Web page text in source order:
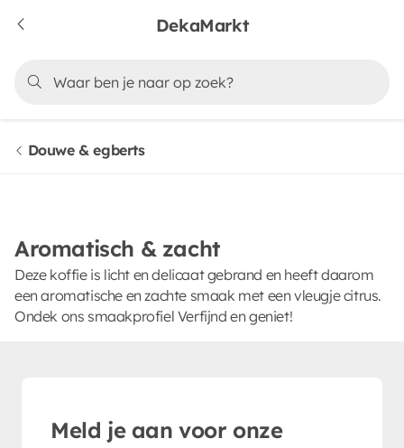
DekaMarkt
Douwe & egberts
Aromatisch & zacht
Deze koffie is licht en delicaat gebrand en heeft daarom
een aromatische en zachte smaak met een vleugje citrus.
Ondek ons smaakprofiel Verfijnd en geniet!
Meld je aan voor onze